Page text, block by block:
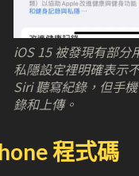
iOS 15 被發現有部分
私隱設定裡明確表示
Siri 聽寫紀錄，但手
錄和上傳。
程式碼